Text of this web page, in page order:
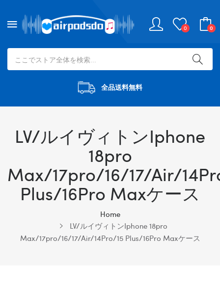
0 0
全品送料無料
LV/ルイヴィトンIphone
18pro
Max/17pro/16/17/Air/
Plus/16Pro Maxケース
Home
LV/ルイヴィトンIphone 18pro
Max/17pro/16/17/Air/14Pro/15 Plus/16Pro Maxケース